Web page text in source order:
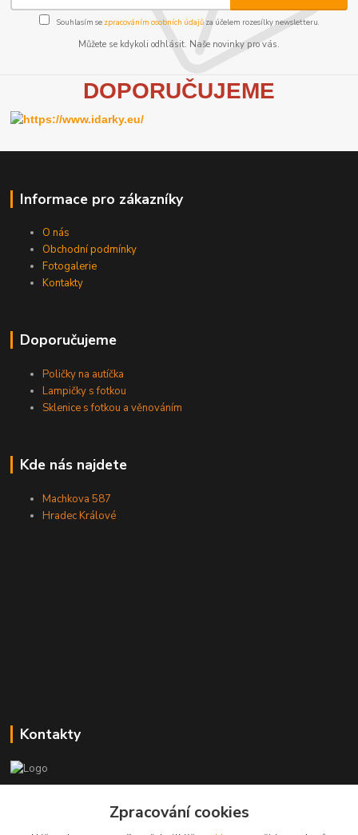
Souhlasím se zpracováním osobních údajůza účelem rozesílky newsletteru.
Můžete se kdykoli odhlásit. Naše novinky pro vás.
DOPORUČUJEME
Informace pro zákazníky
O nás
Obchodní podmínky
Fotogalerie
Kontakty
Doporučujeme
Poličky na autíčka
Lampičky s fotkou
Sklenice s fotkou a věnováním
Kde nás najdete
Machkova 587
Hradec Králové
Kontakty
+420773237626
Zpracování cookies